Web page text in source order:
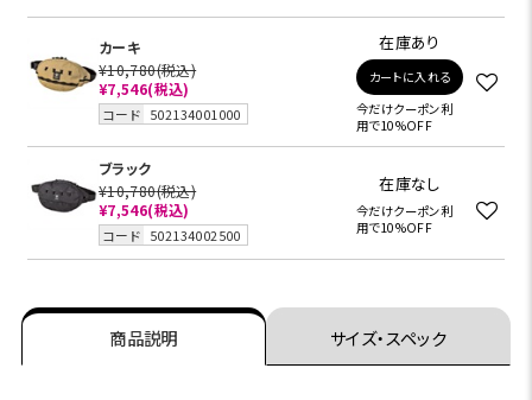
カーキ
¥10,780(税込)
¥7,546(税込)
コード 502134001000
在庫あり
カートに入れる
今だけクーポン利
用で10%OFF
ブラック
¥10,780(税込)
¥7,546(税込)
コード 502134002500
在庫なし
今だけクーポン利
用で10%OFF
商品説明 サイズ・スペック